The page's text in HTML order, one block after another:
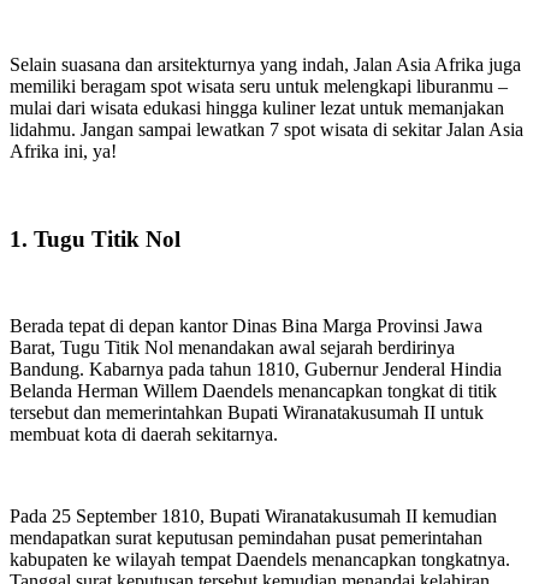
Selain suasana dan arsitekturnya yang indah, Jalan Asia Afrika juga
memiliki beragam spot wisata seru untuk melengkapi liburanmu –
mulai dari wisata edukasi hingga kuliner lezat untuk memanjakan
lidahmu. Jangan sampai lewatkan 7 spot wisata di sekitar Jalan Asia
Afrika ini, ya!
1. Tugu Titik Nol
Berada tepat di depan kantor Dinas Bina Marga Provinsi Jawa
Barat, Tugu Titik Nol menandakan awal sejarah berdirinya
Bandung. Kabarnya pada tahun 1810, Gubernur Jenderal Hindia
Belanda Herman Willem Daendels menancapkan tongkat di titik
tersebut dan memerintahkan Bupati Wiranatakusumah II untuk
membuat kota di daerah sekitarnya.
Pada 25 September 1810, Bupati Wiranatakusumah II kemudian
mendapatkan surat keputusan pemindahan pusat pemerintahan
kabupaten ke wilayah tempat Daendels menancapkan tongkatnya.